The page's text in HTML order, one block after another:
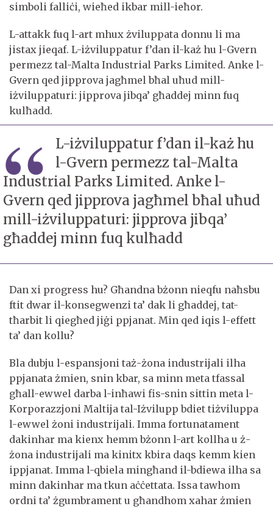
simboli falliċi, wieħed ikbar mill-ieħor.
L-attakk fuq l-art mhux żviluppata donnu li ma
jistax jieqaf. L-iżviluppatur f’dan il-każ hu l-Gvern
permezz tal-Malta Industrial Parks Limited. Anke l-
Gvern qed jipprova jagħmel bħal uħud mill-
iżviluppaturi: jipprova jibqa’ għaddej minn fuq
kulħadd.
L-iżviluppatur f’dan il-każ hu
l-Gvern permezz tal-Malta
Industrial Parks Limited. Anke l-
Gvern qed jipprova jagħmel bħal uħud
mill-iżviluppaturi: jipprova jibqa’
għaddej minn fuq kulħadd
Dan xi progress hu? Għandna bżonn nieqfu naħsbu
ftit dwar il-konsegwenzi ta’ dak li għaddej, tat-
tħarbit li qiegħed jiġi ppjanat. Min qed iqis l-effett
ta’ dan kollu?
Bla dubju l-espansjoni taż-żona industrijali ilha
ppjanata żmien, snin kbar, sa minn meta tfassal
għall-ewwel darba l-inħawi fis-snin sittin meta l-
Korporazzjoni Maltija tal-Iżvilupp bdiet tiżviluppa
l-ewwel żoni industrijali. Imma fortunatament
dakinhar ma kienx hemm bżonn l-art kollha u ż-
żona industrijali ma kinitx kbira daqs kemm kien
ippjanat. Imma l-qbiela mingħand il-bdiewa ilha sa
minn dakinhar ma tkun aċċettata. Issa tawhom
ordni ta’ żgumbrament u għandhom xahar żmien